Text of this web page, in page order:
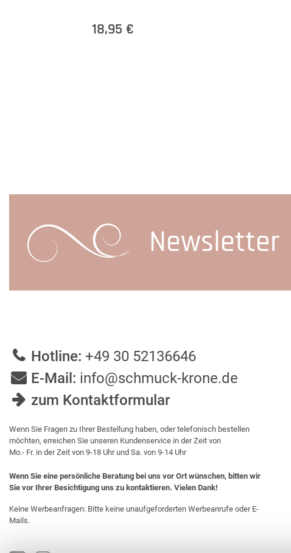
18,95 €
Newsletter
Hotline: +49 30 52136646
E-Mail: info@schmuck-krone.de
zum Kontaktformular
Wenn Sie Fragen zu Ihrer Bestellung haben, oder telefonisch bestellen
möchten, erreichen Sie unseren Kundenservice in der Zeit von
Mo.- Fr. in der Zeit von 9-18 Uhr und Sa. von 9-14 Uhr
Wenn Sie eine persönliche Beratung bei uns vor Ort wünschen, bitten wir
Sie vor Ihrer Besichtigung uns zu kontaktieren. Vielen Dank!
Keine Werbeanfragen: Bitte keine unaufgeforderten Werbeanrufe oder E-
Mails.